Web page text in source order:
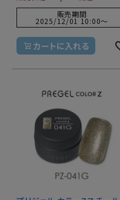
販売期間
2025/12/01 10:00〜
カートに入れる